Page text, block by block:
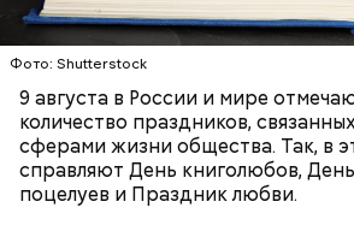
Фото: Shutterstock
9 августа в России и мире
количество праздников,
сферами жизни общества. Так, в
справляют День книголюбов,
поцелуев и Праздник любви.
1987 году. Так как цифра восемь
бесконечности, то и дата была
этот праздник организуются
по математике и философии, а
выставки на тему бесконечности.
День малины со сливками
честь вкусового сочетания этой
В этот праздник люди едят не
сливками, но и другие десерты на
двух ингредиентов. Их можно
или сделать самостоятельно
родными и близкими.